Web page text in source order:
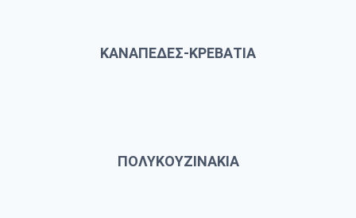
ΚΑΝΑΠΕΔΕΣ-ΚΡΕΒΑΤΙΑ
ΠΟΛΥΚΟΥΖΙΝΑΚΙΑ